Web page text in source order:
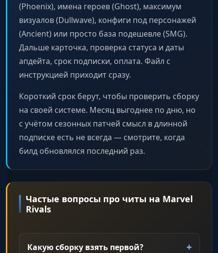
(Phoenix), имена героев (Ghost), максимум
визуалов (Dullwave), конфиги под персонажей
(Ancient) или просто база подешевле (SMG).
Дальше карточка, проверка статуса и даты
апдейта, срок подписки, оплата. Файл с
инструкцией приходит сразу.
Короткий срок берут, чтобы проверить сборку
на своей системе. Месяц выгоднее по дню, но
с учётом сезонных патчей смысл в длинной
подписке есть не всегда — смотрите, когда
билд обновлялся последний раз.
Частые вопросы про читы на Marvel
Rivals
Какую сборку взять первой?